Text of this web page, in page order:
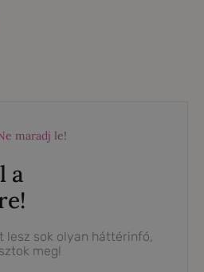
maradj le!
a
lesz sok olyan háttérinfó,
meg!